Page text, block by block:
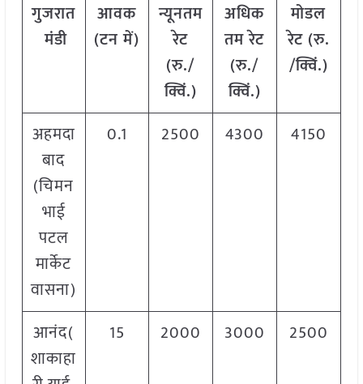
गुजरात
मंडी
आवक
(टन में)
न्यूनतम
रेट
(रु./
क्विं.)
अधिक
तम रेट
(रु./
क्विं.)
मोडल
रेट (रु.
/क्विं.)
अहमदा
बाद
(चिमन
भाई
पटल
मार्केट
वासना)
0.1 2500 4300 4150
आनंद(
शाकाहा
15 2000 3000 2500